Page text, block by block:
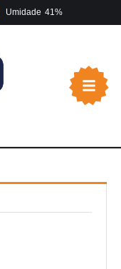
Umidade 41